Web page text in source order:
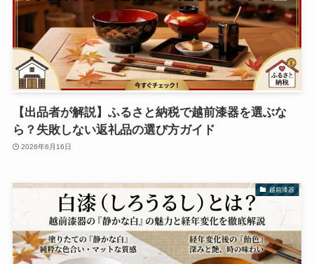
【出品者が解説】ふるさと納税で越前漆器を選ぶな
ら？失敗しない返礼品の選び方ガイド
2026年6月16日
越前漆器